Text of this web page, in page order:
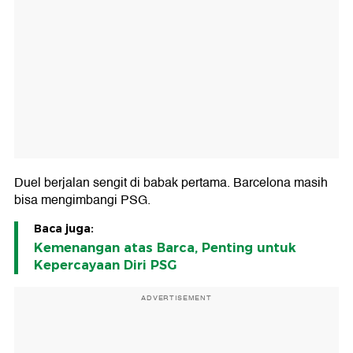
Duel berjalan sengit di babak pertama. Barcelona masih
bisa mengimbangi PSG.
Baca juga:
Kemenangan atas Barca, Penting untuk
Kepercayaan Diri PSG
ADVERTISEMENT